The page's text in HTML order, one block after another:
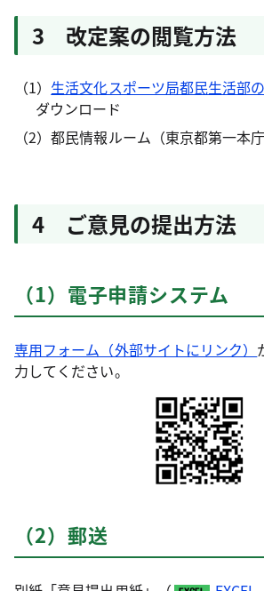
3 改定案の閲覧方法
（1） 生活文化スポーツ局都民生活部
ダウンロード
（2）都民情報ルーム（東京都第一本
4 ご意見の提出方法
（1）電子申請システム
専用フォーム（外部サイトにリンク）
力してください。
（2）郵送